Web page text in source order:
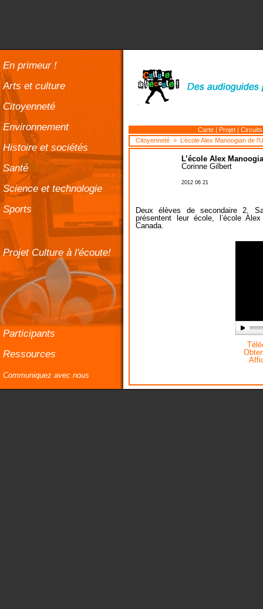
En primeur !
Arts et culture
Citoyenneté
Environnement
Histoire et sociétés
Santé
Science et technologie
Sports
Projet Culture à l'écoute!
Participants
Ressources
Communiquez avec nous
Carte | Projet |
Citoyenneté > L’école Alex Manoogian de
L’école Alex
Corinne Gilbert
2012 06 21
Deux élèves de secondaire 2,
présentent leur école, l’école
Canada.